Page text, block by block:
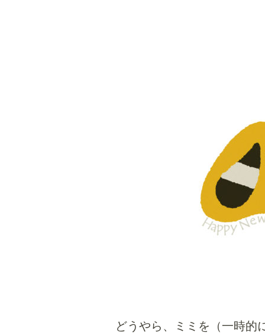
どうやら、ミミを（一時的